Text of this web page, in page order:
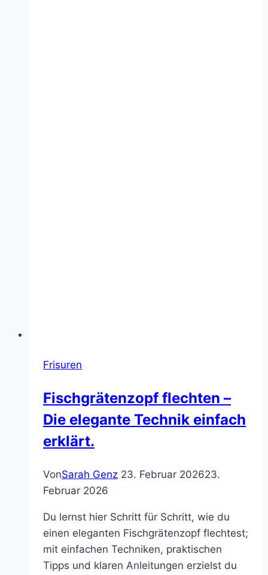
Frisuren
Fischgrätenzopf flechten –
Die elegante Technik einfach
erklärt.
VonSarah Genz 23. Februar 202623.
Februar 2026
Du lernst hier Schritt für Schritt, wie du
einen eleganten Fischgrätenzopf flechtest;
mit einfachen Techniken, praktischen
Tipps und klaren Anleitungen erzielst du